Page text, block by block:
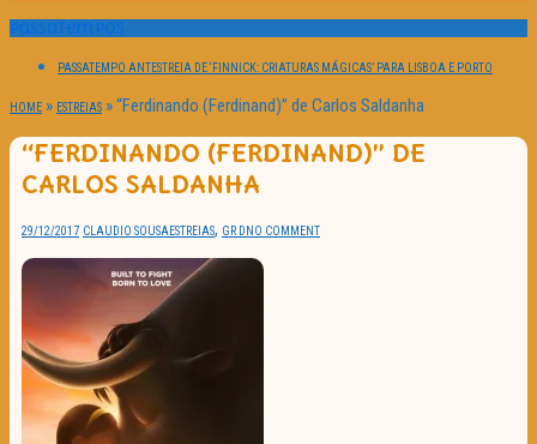
Passatempos
PASSATEMPO ANTESTREIA DE ‘FINNICK: CRIATURAS MÁGICAS’ PARA LISBOA E PORTO
HOME » ESTREIAS »“Ferdinando (Ferdinand)” de Carlos Saldanha
“FERDINANDO (FERDINAND)” DE
CARLOS SALDANHA
29/12/2017 CLAUDIO SOUSAESTREIAS, GR D NO COMMENT